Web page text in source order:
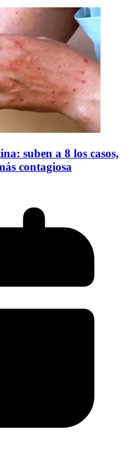
suben a 8 los casos,
contagiosa